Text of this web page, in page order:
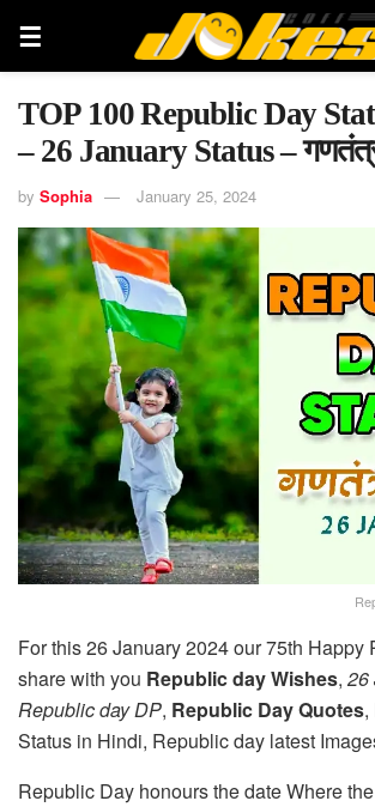
TOP 100 Republic Day
– 26 January Status –
by Sophia January 25, 2024
For this 26 January 2024 our 75th Happy
share with you Republic day Wishes, 26
Republic day DP, Republic Day Quotes,
Status in Hindi, Republic day latest
Republic Day honours the date Where